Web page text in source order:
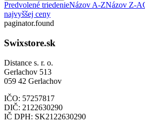
Predvolené triedenieNázov A-ZNázov Z-A
najvyššej ceny
paginator.found
Swixstore.sk
Distance s. r. o.
Gerlachov 513
059 42 Gerlachov
IČO: 57257817
DIČ: 2122630290
IČ DPH: SK2122630290